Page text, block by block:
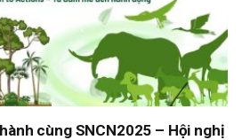
cùng SNCN2025 – Hội nghị